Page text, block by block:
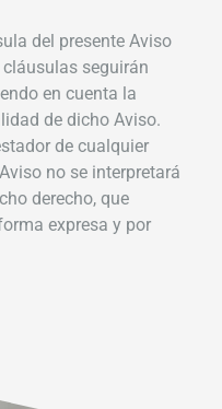
del presente Aviso
seguirán
en cuenta la
de dicho Aviso.
de cualquier
no se interpretará
derecho, que
expresa y por